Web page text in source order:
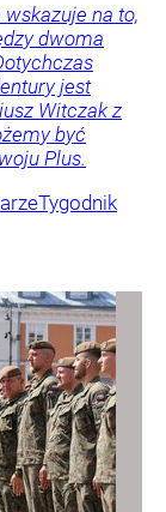
na to,
dwoma
jest
Witczak z
być
Plus.
Tygodnik